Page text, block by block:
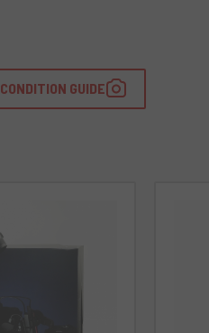
CONDITION GUIDE